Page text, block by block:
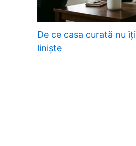
De ce casa curată nu
liniște